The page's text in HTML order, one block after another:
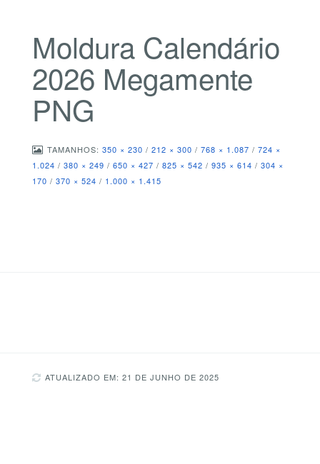
Moldura Calendário
2026 Megamente
PNG
TAMANHOS: 350 × 230 / 212 × 300 / 768 × 1.087 / 724 ×
1.024 / 380 × 249 / 650 × 427 / 825 × 542 / 935 × 614 / 304 ×
170 / 370 × 524 / 1.000 × 1.415
ATUALIZADO EM: 21 DE JUNHO DE 2025